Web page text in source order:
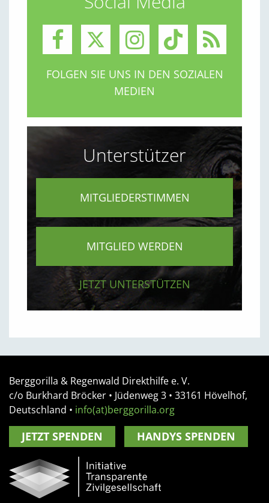
FOLGEN SIE UNS IN DEN SOZIALEN
MEDIEN
Unterstützer
MITGLIEDERSTIMMEN
MITGLIED WERDEN
JETZT UNTERSTÜTZEN
Berggorilla & Regenwald Direkthilfe e. V.
c/o Burkhard Bröcker • Jüdenweg 3 • 33161 Hövelhof,
Deutschland • info(at)berggorilla.org
JETZT SPENDEN HANDYS SPENDEN